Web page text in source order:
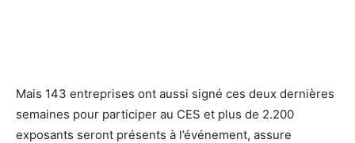
Mais 143 entreprises ont aussi signé ces deux dernières
semaines pour participer au CES et plus de 2.200
exposants seront présents à l’événement, assure